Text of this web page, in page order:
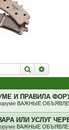
Поиск
И ПРАВИЛА
ВАЖНЫЕ
ИЛИ УСЛУГ
ВАЖНЫЕ